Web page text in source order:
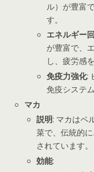
ル）が豊富
す。
エネルギー
が豊富で、
し、疲労感
免疫力強化:
免疫システ
マカ
説明: マカはペ
菜で、伝統的
されています。
効能: